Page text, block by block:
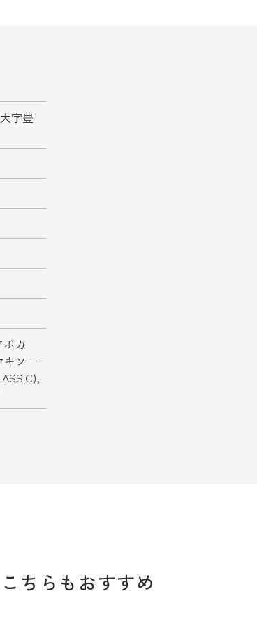
字豊
ボカ
キソー
こちらもおすすめ